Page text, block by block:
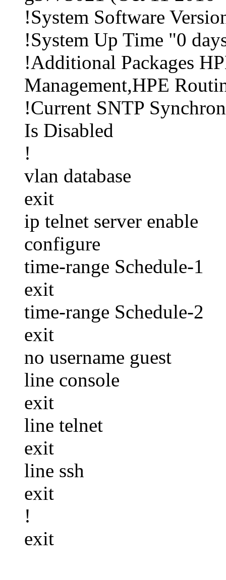
!System Software
!System Up Time "0
!Additional Packages
Management,HPE
!Current SNTP
Is Disabled
!
vlan database
exit
ip telnet server enable
configure
time-range Schedule-1
exit
time-range Schedule-2
exit
no username guest
line console
exit
line telnet
exit
line ssh
exit
!
exit